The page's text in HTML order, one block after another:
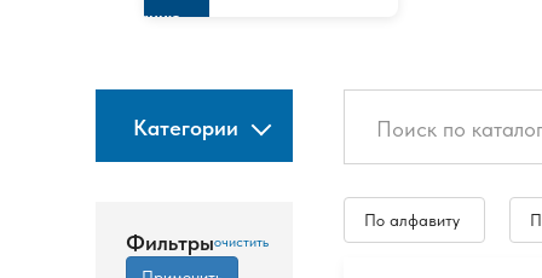
изданию
Категории
Фильтры
По алфавиту